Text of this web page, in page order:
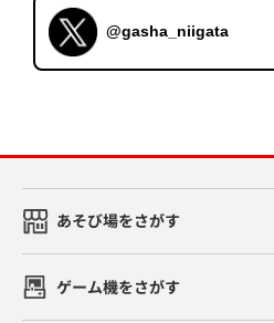
@gasha_niigata
あそび場をさがす
ゲーム機をさがす